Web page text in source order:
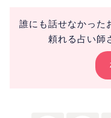
誰にも話せなかった
頼れる占い師